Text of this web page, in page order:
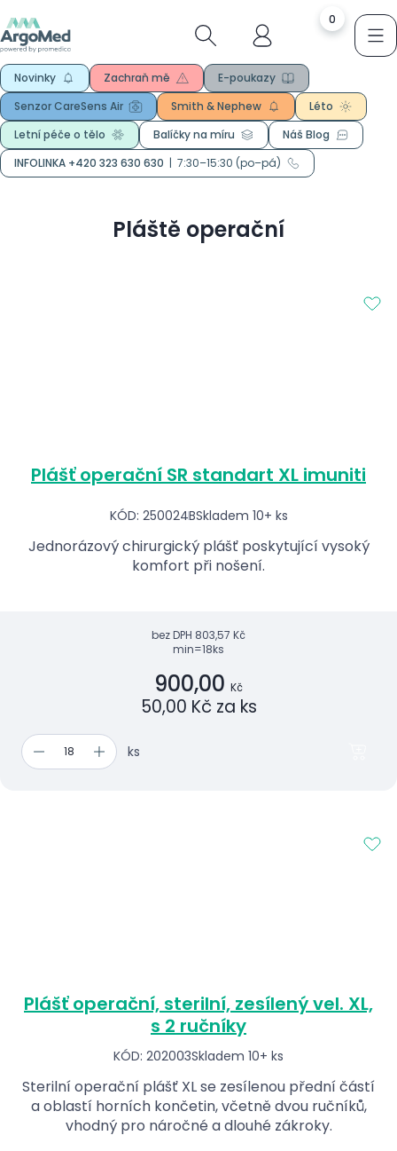
0
Novinky Zachraň mě
E-poukazy
Senzor CareSens Air
Smith & Nephew
Léto
Letní péče o tělo
Balíčky na míru
Náš Blog
INFOLINKA +420 323 630 630 | 7:30–15:30 (po–pá)
Pláště operační
Plášť operační SR standart XL imuniti
KÓD: 250024BSkladem 10+ ks
Jednorázový chirurgický plášť poskytující vysoký
komfort při nošení.
bez DPH 803,57 Kč
min=18ks
900,00 Kč
50,00 Kč za ks
ks
Plášť operační, sterilní, zesílený vel. XL,
s 2 ručníky
KÓD: 202003Skladem 10+ ks
Sterilní operační plášť XL se zesílenou přední částí
a oblastí horních končetin, včetně dvou ručníků,
vhodný pro náročné a dlouhé zákroky.